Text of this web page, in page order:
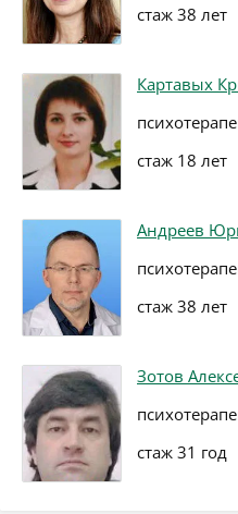
стаж 38 лет
Картавых
стаж 18 лет
Андреев
стаж 38 лет
Зотов
стаж 31 год